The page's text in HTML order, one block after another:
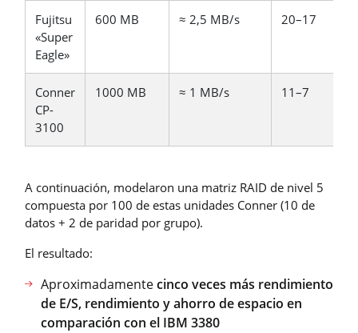
Fujitsu
«Super
Eagle»
600 MB ≈ 2,5 MB/s 20–17
Conner
CP-
3100
1000 MB ≈ 1 MB/s 11–7
A continuación, modelaron una matriz RAID de nivel 5
compuesta por 100 de estas unidades Conner (10 de
datos + 2 de paridad por grupo).
El resultado:
Aproximadamentecinco veces más rendimiento
de E/S, rendimiento y ahorro de espacio en
comparación con el IBM 3380